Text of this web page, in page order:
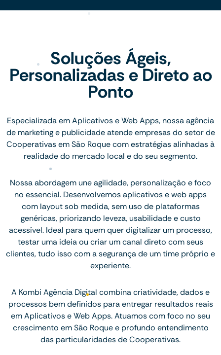
Soluções Ágeis,
Personalizadas e Direto ao
Ponto
Especializada em Aplicativos e Web Apps, nossa agência
de marketing e publicidade atende empresas do setor de
Cooperativas em São Roque com estratégias alinhadas à
realidade do mercado local e do seu segmento.
Nossa abordagem une agilidade, personalização e foco
no essencial. Desenvolvemos aplicativos e web apps
com layout sob medida, sem uso de plataformas
genéricas, priorizando leveza, usabilidade e custo
acessível. Ideal para quem quer digitalizar um processo,
testar uma ideia ou criar um canal direto com seus
clientes, tudo isso com a segurança de um time próprio e
experiente.
A Kombi Agência Digital combina criatividade, dados e
processos bem definidos para entregar resultados reais
em Aplicativos e Web Apps. Atuamos com foco no seu
crescimento em São Roque e profundo entendimento
das particularidades de Cooperativas.